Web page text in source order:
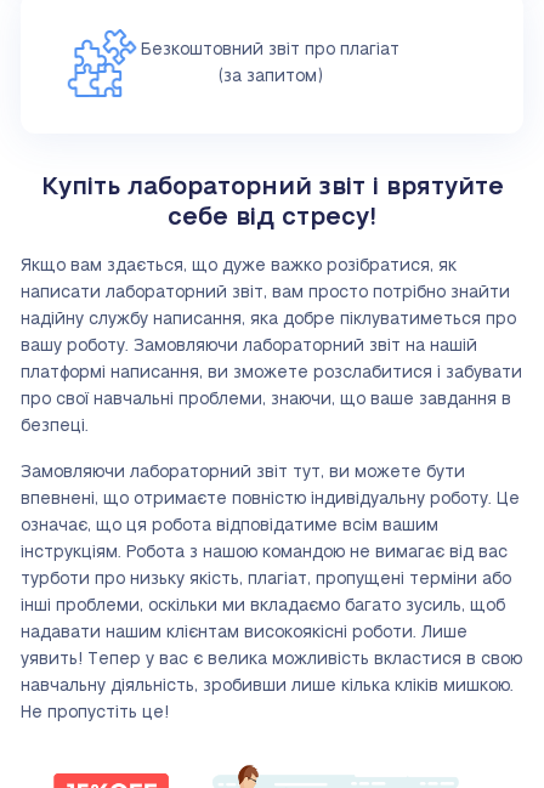
Безкоштовний звіт про плагіат
(за запитом)
Купіть лабораторний звіт і врятуйте
себе від стресу!
Якщо вам здається, що дуже важко розібратися, як
написати лабораторний звіт, вам просто потрібно знайти
надійну службу написання, яка добре піклуватиметься про
вашу роботу. Замовляючи лабораторний звіт на нашій
платформі написання, ви зможете розслабитися і забувати
про свої навчальні проблеми, знаючи, що ваше завдання в
безпеці.
Замовляючи лабораторний звіт тут, ви можете бути
впевнені, що отримаєте повністю індивідуальну роботу. Це
означає, що ця робота відповідатиме всім вашим
інструкціям. Робота з нашою командою не вимагає від вас
турботи про низьку якість, плагіат, пропущені терміни або
інші проблеми, оскільки ми вкладаємо багато зусиль, щоб
надавати нашим клієнтам високоякісні роботи. Лише
уявить! Тепер у вас є велика можливість вкластися в свою
навчальну діяльність, зробивши лише кілька кліків мишкою.
Не пропустіть це!